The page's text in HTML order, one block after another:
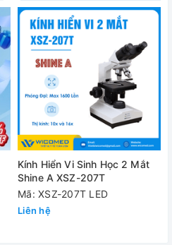
Kính Hiển Vi Sinh Học 2 Mắt
Shine A XSZ-207T
Mã: XSZ-207T LED
Liên hệ